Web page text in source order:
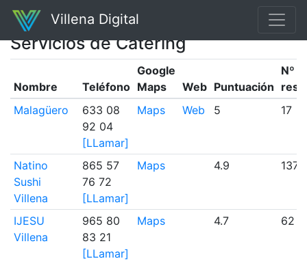
Villena Digital
Servicios de Catering
Nombre Teléfono
Google
Maps
Web Puntuación
Nº
Malagüero
633 08
92 04
[LLamar]
Maps Web 5 17
Natino
Sushi
Villena
865 57
76 72
[LLamar]
Maps 4.9 137
IJESU
Villena
965 80
83 21
[LLamar]
Maps 4.7 62